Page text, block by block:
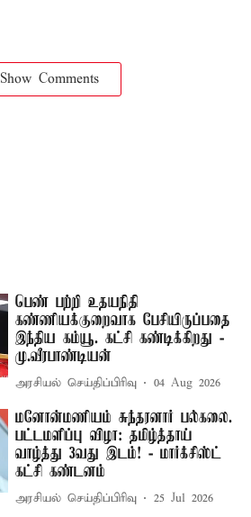
Show Comments
பெண் பற்றி உதயநிதி
கண்ணியக்குறைவாக பேசியிருப்பதை
இந்திய கம்யூ. கட்சி கண்டிக்கிறது -
மு.வீரபாண்டியன்
அரசியல் செய்திப்பிரிவு 04 Aug 2026
மனோன்மணியம் சுந்தரனார் பல்கலை.
பட்டமளிப்பு விழா: தமிழ்த்தாய்
வாழ்த்து 3வது இடம்! - மார்க்சிஸ்ட்
கட்சி கண்டனம்
அரசியல் செய்திப்பிரிவு 25 Jul 2026